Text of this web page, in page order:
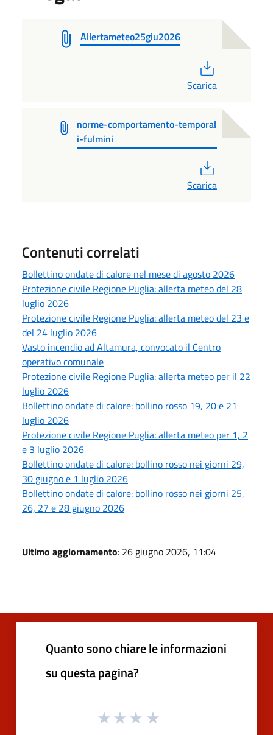
Allertameteo25giu2026
Scarica
norme-comportamento-temporal
i-fulmini
Scarica
Contenuti correlati
Bollettino ondate di calore nel mese di agosto 2026
Protezione civile Regione Puglia: allerta meteo del 28
luglio 2026
Protezione civile Regione Puglia: allerta meteo del 23 e
del 24 luglio 2026
Vasto incendio ad Altamura, convocato il Centro
operativo comunale
Protezione civile Regione Puglia: allerta meteo per il 22
luglio 2026
Bollettino ondate di calore: bollino rosso 19, 20 e 21
luglio 2026
Protezione civile Regione Puglia: allerta meteo per 1, 2
e 3 luglio 2026
Bollettino ondate di calore: bollino rosso nei giorni 29,
30 giugno e 1 luglio 2026
Bollettino ondate di calore: bollino rosso nei giorni 25,
26, 27 e 28 giugno 2026
Ultimo aggiornamento: 26 giugno 2026, 11:04
Quanto sono chiare le informazioni
su questa pagina?